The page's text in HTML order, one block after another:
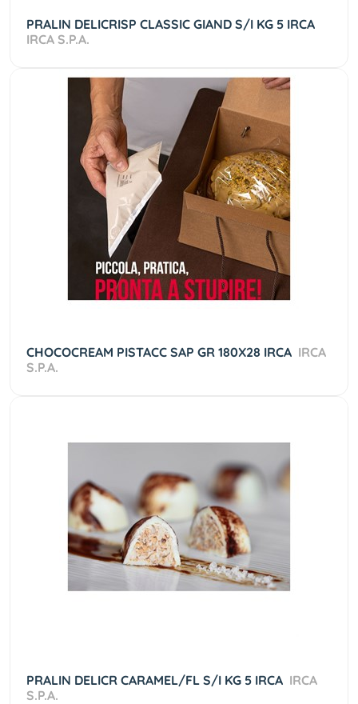
PRALIN DELICRISP CLASSIC GIAND S/I KG 5 IRCA
IRCA S.P.A.
CHOCOCREAM PISTACC SAP GR 180X28 IRCA IRCA
S.P.A.
PRALIN DELICR CARAMEL/FL S/I KG 5 IRCA IRCA
S.P.A.